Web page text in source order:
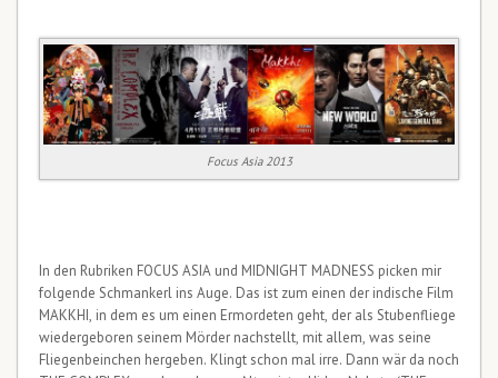
Focus Asia 2013
In den Rubriken FOCUS ASIA und MIDNIGHT MADNESS picken mir
folgende Schmankerl ins Auge. Das ist zum einen der indische Film
MAKKHI, in dem es um einen Ermordeten geht, der als Stubenfliege
wiedergeboren seinem Mörder nachstellt, mit allem, was seine
Fliegenbeinchen hergeben. Klingt schon mal irre. Dann wär da noch